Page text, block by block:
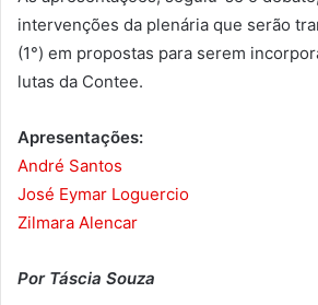
intervenções da plenária que serão
(1°) em propostas para serem
lutas da Contee.
Apresentações:
André Santos
José Eymar Loguercio
Zilmara Alencar
Por Táscia Souza